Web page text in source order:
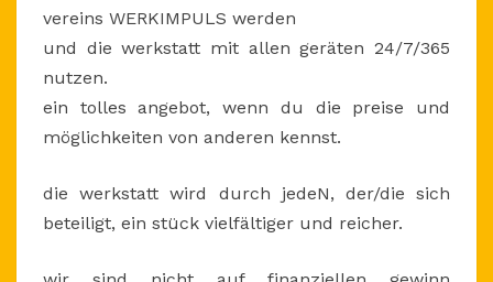
vereins WERKIMPULS werden
und die werkstatt mit allen geräten 24/7/365
nutzen.
ein tolles angebot, wenn du die preise und
möglichkeiten von anderen kennst.
die werkstatt wird durch jedeN, der/die sich
beteiligt, ein stück vielfältiger und reicher.